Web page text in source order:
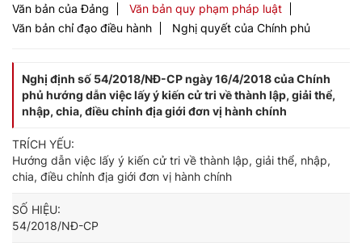
Văn bản của Đảng
Văn bản quy phạm pháp luật
Văn bản chỉ đạo điều hành
Nghị quyết của Chính phủ
Nghị định số 54/2018/NĐ-CP ngày 16/4/2018 của Chính
phủ hướng dẫn việc lấy ý kiến cử tri về thành lập, giải thể,
nhập, chia, điều chỉnh địa giới đơn vị hành chính
TRÍCH YẾU:
Hướng dẫn việc lấy ý kiến cử tri về thành lập, giải thể, nhập,
chia, điều chỉnh địa giới đơn vị hành chính
SỐ HIỆU:
54/2018/NĐ-CP